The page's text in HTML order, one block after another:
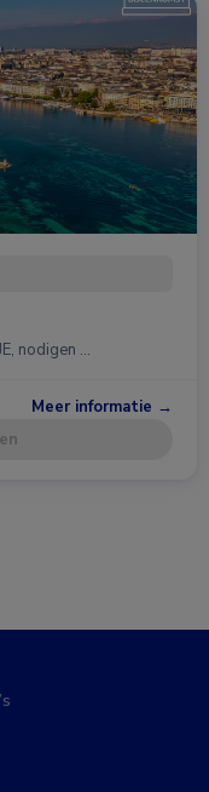
nodigen …
Meer informatie →